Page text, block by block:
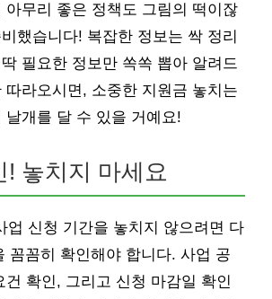
아무리 좋은 정책도 그림의 떡이잖
했습니다! 복잡한 정보는 싹 정리
필요한 정보만 쏙쏙 뽑아 알려드
따라오시면, 소중한 지원금 놓치는
날개를 달 수 있을 거예요!
! 놓치지 마세요
업 신청 기간을 놓치지 않으려면 다
꼼꼼히 확인해야 합니다. 사업 공
건 확인, 그리고 신청 마감일 확인